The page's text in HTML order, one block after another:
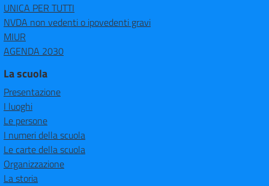
UNICA PER TUTTI
NVDA non vedenti o ipovedenti gravi
MIUR
AGENDA 2030
La scuola
Presentazione
I luoghi
Le persone
I numeri della scuola
Le carte della scuola
Organizzazione
La storia